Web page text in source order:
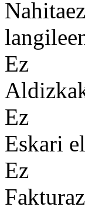
Ez
Ez
Eskari
Ez